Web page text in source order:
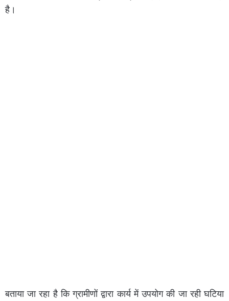
है।
बताया जा रहा है कि ग्रामीणों द्वारा कार्य में उपयोग की जा रही घटिया